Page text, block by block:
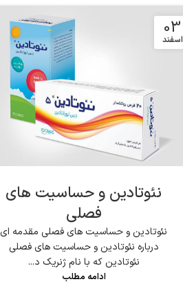
03
اسفند
نئوتادین و حساسیت های
فصلی
نئوتادین و حساسیت های فصلی مقدمه ای
درباره نئوتادین و حساسیت های فصلی
نئوتادین که با نام ژنریک د...
ادامه مطلب